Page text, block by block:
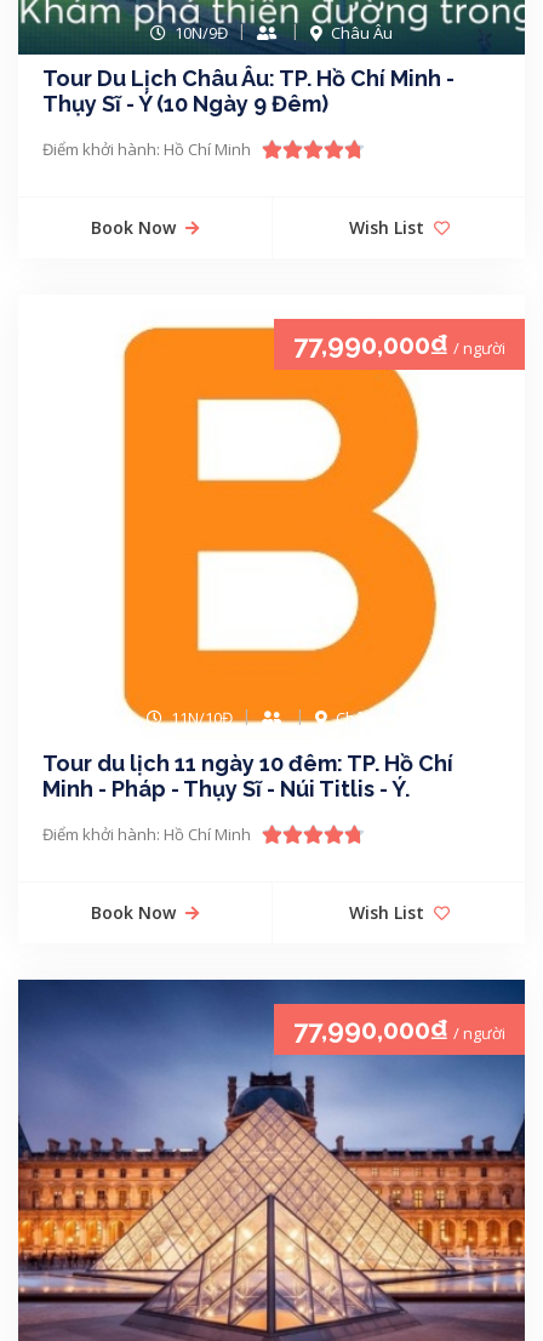
10N/9Đ Châu Âu
Tour Du Lịch Châu Âu: TP. Hồ Chí Minh -
Thụy Sĩ - Ý (10 Ngày 9 Đêm)
Điểm khởi hành: Hồ Chí Minh
Book Now Wish List
77,990,000₫ / người
11N/10Đ Châu Âu
Tour du lịch 11 ngày 10 đêm: TP. Hồ Chí
Minh - Pháp - Thụy Sĩ - Núi Titlis - Ý.
Điểm khởi hành: Hồ Chí Minh
Book Now Wish List
77,990,000₫ / người